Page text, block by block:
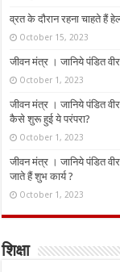
व्रत के दौरान रहना चाहते हैं
October 15, 2023
जीवन मंत्र । जानिये पंडित
October 1, 2023
जीवन मंत्र । जानिये पंडित
कैसे शुरू हुई ये परंपरा?
October 1, 2023
जीवन मंत्र । जानिये पंडित
जाते हैं शुभ कार्य ?
October 1, 2023
शिक्षा